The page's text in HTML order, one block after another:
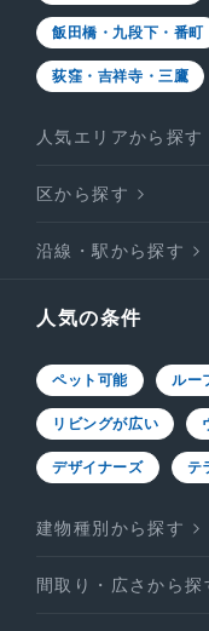
飯田橋・九段下・番町
荻窪・吉祥寺・三鷹
人気エリアから探す
区から探す
沿線・駅から探す
人気の条件
ペット可能 ルー
リビングが広い
デザイナーズ テ
建物種別から探す
間取り・広さから探